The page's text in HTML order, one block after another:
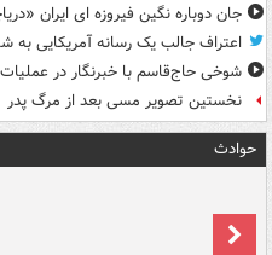
جان دوباره نگین فیروزه ای ایران
اعتراف جالب یک رسانه آمریکایی
شوخی حاج‌قاسم با خبرنگار در عملیات
نخستین تصویر مسی بعد از مرگ پدر
حوادث